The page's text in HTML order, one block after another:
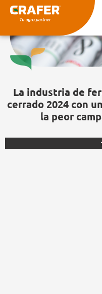
contenido
La industria de
cerrado 2024 con
la peor